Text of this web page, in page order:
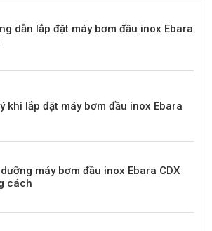
dẫn lắp đặt máy bơm đầu inox Ebara
khi lắp đặt máy bơm đầu inox Ebara
máy bơm đầu inox Ebara CDX
cách